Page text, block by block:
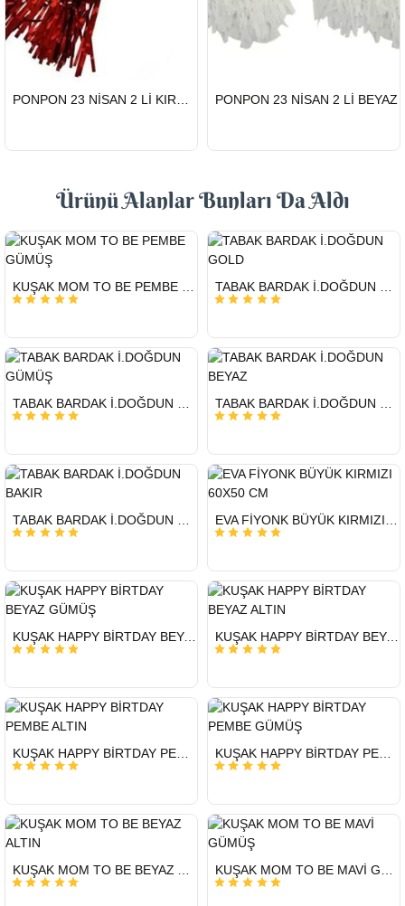
GÖNDERİ
GÖNDERİ
PONPON 23 NİSAN 2 Lİ BEYAZ
Ürünü Alanlar Bunları Da Aldı
GÖNDERİ
GÖNDERİ
GÖNDERİ
GÖNDERİ
GÖNDERİ
HIZLI
GÖNDERİ
GÖNDERİ
KUŞAK HAPPY BİRTDAY BEYAZ GÜMÜŞ
GÖNDERİ
KUŞAK HAPPY BİRTDAY BEYAZ ALTIN
GÖNDERİ
GÖNDERİ
KUŞAK HAPPY BİRTDAY PEMBE GÜMÜŞ
GÖNDERİ
GÖNDERİ